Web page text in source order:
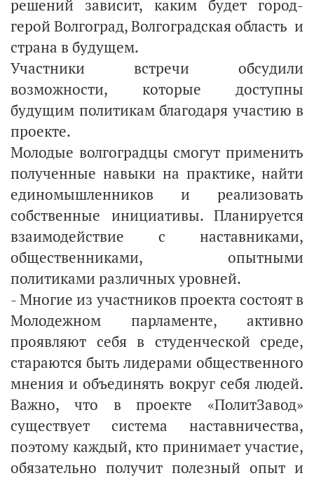
решений зависит, каким будет город-
герой Волгоград, Волгоградская область и
страна в будущем.
Участники встречи обсудили
возможности, которые доступны
будущим политикам благодаря участию в
проекте.
Молодые волгоградцы смогут применить
полученные навыки на практике, найти
единомышленников и реализовать
собственные инициативы. Планируется
взаимодействие с наставниками,
общественниками, опытными
политиками различных уровней.
- Многие из участников проекта состоят в
Молодежном парламенте, активно
проявляют себя в студенческой среде,
стараются быть лидерами общественного
мнения и объединять вокруг себя людей.
Важно, что в проекте «ПолитЗавод»
существует система наставничества,
поэтому каждый, кто принимает участие,
обязательно получит полезный опыт и